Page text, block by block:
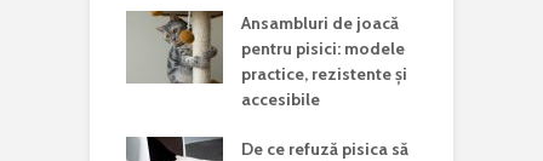
Ansambluri de joacă
pentru pisici: modele
practice, rezistente și
accesibile
De ce refuză pisica să